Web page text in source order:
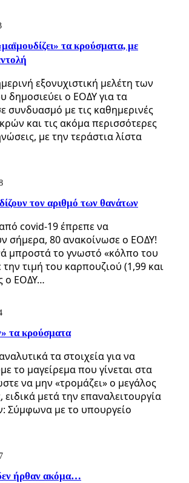
τα κρούσματα, με
εξονυχιστική μελέτη των
δημοσιεύει ο ΕΟΔΥ για τα
συνδυασμό με τις καθημερινές
και τις ακόμα περισσότερες
με την τεράστια λίστα
τον αριθμό των θανάτων
covid-19 έπρεπε να
σήμερα, 80 ανακοίνωσε ο ΕΟΔΥ!
μπροστά το γνωστό «κόλπο του
τιμή του καρπουζιού (1,99 και
ο ΕΟΔΥ…
τα κρούσματα
τα στοιχεία για να
το μαγείρεμα που γίνεται στα
να μην «τρομάζει» ο μεγάλος
ειδικά μετά την επαναλειτουργία
Σύμφωνα με το υπουργείο
ήρθαν ακόμα…